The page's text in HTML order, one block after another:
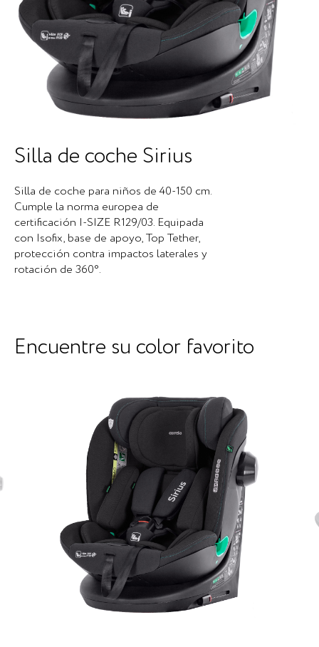
Silla de coche Sirius
Silla de coche para niños de 40-150 cm.
Cumple la norma europea de
certificación I-SIZE R129/03. Equipada
con Isofix, base de apoyo, Top Tether,
protección contra impactos laterales y
rotación de 360°.
Encuentre su color favorito